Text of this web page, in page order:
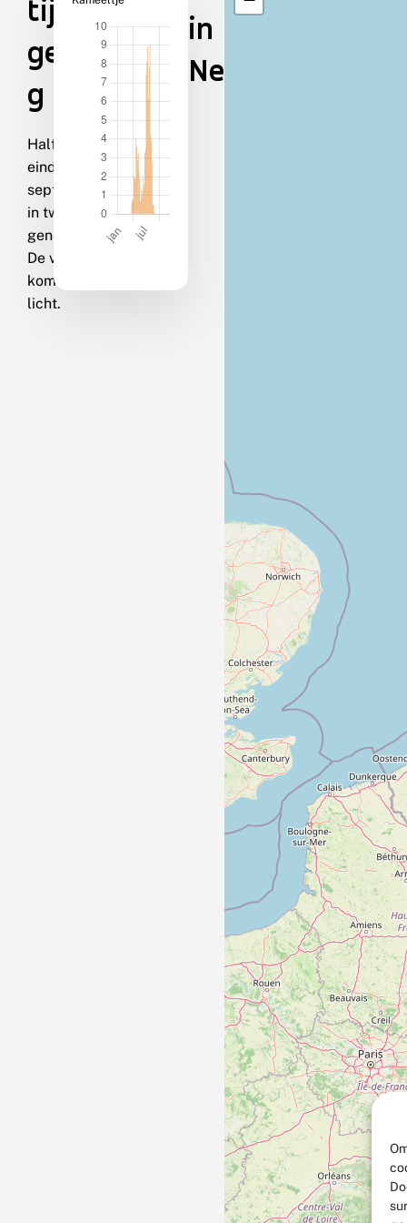
tijd &
gedra
g
Half april-
eind
september
in twee
generaties.
De vlinders
komen op
licht.
in
Nederland